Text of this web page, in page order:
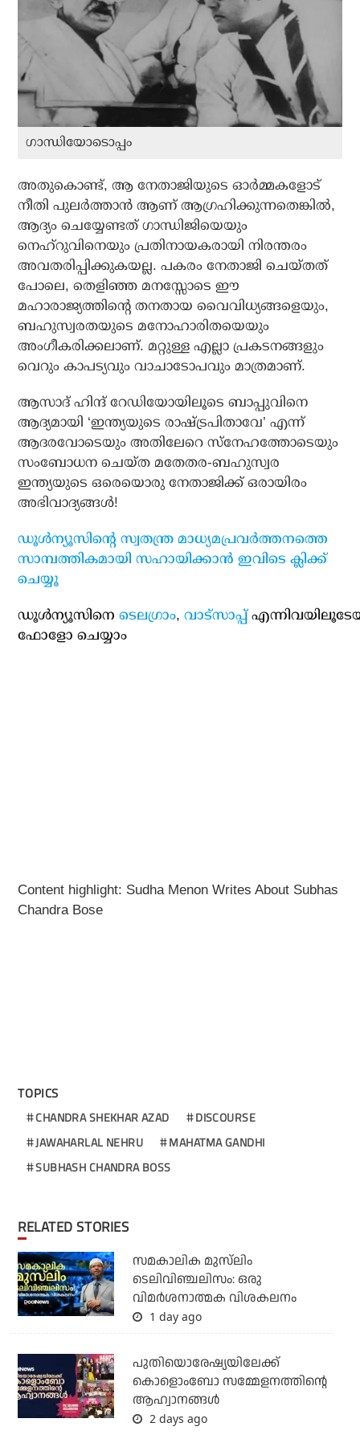
ഗാന്ധിയോടൊപ്പം
അതുകൊണ്ട്, ആ നേതാജിയുടെ ഓര്‍മ്മകളോട്
നീതി പുലര്‍ത്താന്‍ ആണ് ആഗ്രഹിക്കുന്നതെങ്കില്‍,
ആദ്യം ചെയ്യേണ്ടത് ഗാന്ധിജിയെയും
നെഹ്‌റുവിനെയും പ്രതിനായകരായി നിരന്തരം
അവതരിപ്പിക്കുകയല്ല. പകരം നേതാജി ചെയ്തത്
പോലെ, തെളിഞ്ഞ മനസ്സോടെ ഈ
മഹാരാജ്യത്തിന്റെ തനതായ വൈവിധ്യങ്ങളെയും,
ബഹുസ്വരതയുടെ മനോഹാരിതയെയും
അംഗീകരിക്കലാണ്. മറ്റുള്ള എല്ലാ പ്രകടനങ്ങളും
വെറും കാപട്യവും വാചാടോപവും മാത്രമാണ്.
ആസാദ് ഹിന്ദ് റേഡിയോയിലൂടെ ബാപ്പുവിനെ
ആദ്യമായി ‘ഇന്ത്യയുടെ രാഷ്ട്രപിതാവേ’ എന്ന്
ആദരവോടെയും അതിലേറെ സ്‌നേഹത്തോടെയും
സംബോധന ചെയ്ത മതേതര-ബഹുസ്വര
ഇന്ത്യയുടെ ഒരെയൊരു നേതാജിക്ക് ഒരായിരം
അഭിവാദ്യങ്ങള്‍!
ഡൂള്‍ന്യൂസിന്റെ സ്വതന്ത്ര മാധ്യമപ്രവര്‍ത്തനത്തെ
സാമ്പത്തികമായി സഹായിക്കാന്‍ ഇവിടെ ക്ലിക്ക്
ചെയ്യൂ
ഡൂള്‍ന്യൂസിനെടെലഗ്രാം,വാട്‌സാപ്പ്
ഫോളോ ചെയ്യാം
Content highlight: Sudha Menon Writes About Subhas
Chandra Bose
TOPICS
CHANDRA SHEKHAR AZAD
DISCOURSE
JAWAHARLAL NEHRU
MAHATMA GANDHI
SUBHASH CHANDRA BOSS
RELATED STORIES
സമകാലിക മുസ്‌ലിം
ടെലിവിഞ്ചലിസം: ഒരു
വിമര്‍ശനാത്മക വിശകലനം
1 day ago
പുതിയൊരേഷ്യയിലേക്ക്
കൊളൊംബോ സമ്മേളനത്തിന്റെ
ആഹ്വാനങ്ങള്‍
2 days ago